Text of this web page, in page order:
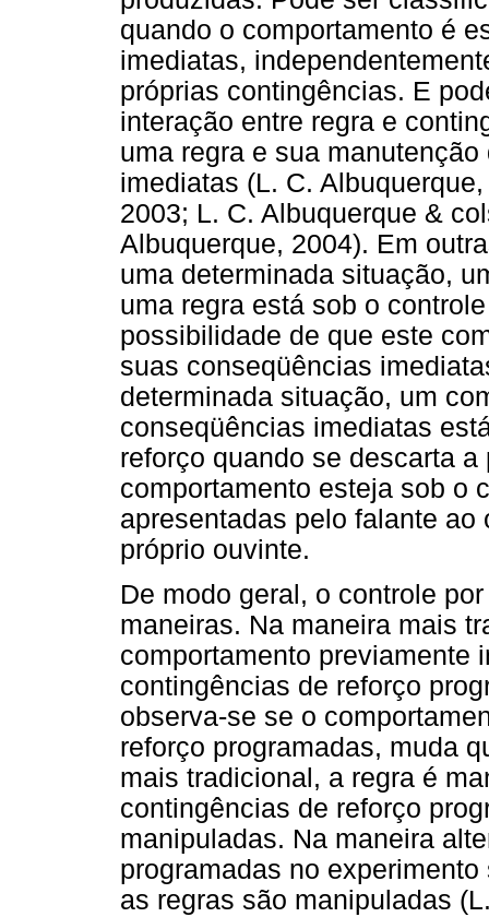
quando o comportamento é
imediatas,
próprias contingências. E
interação entre regra e
uma regra e sua
imediatas (L. C.
2003; L. C. Albuquerque &
Albuquerque, 2004). Em
uma determinada situação,
uma regra está sob o
possibilidade de que este
suas conseqüências
determinada situação, um
conseqüências imediatas
reforço quando se descarta
comportamento esteja sob o
apresentadas pelo falante
próprio ouvinte.
De modo geral, o controle
maneiras. Na maneira mais
comportamento previamente
contingências de reforço
observa-se se o
reforço programadas, muda
mais tradicional, a regra é
contingências de reforço
manipuladas. Na maneira
programadas no
as regras são manipuladas